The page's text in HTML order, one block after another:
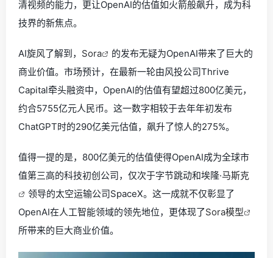
清视频的能力，更让OpenAI的估值如火箭般飙升，成为科
技界的新焦点。
AI旋风了解到， Sora
的发布无疑为OpenAI带来了巨大的
商业价值。市场预计，在最新一轮由风投公司Thrive
Capital牵头融资中，OpenAI的估值有望超过800亿美元，
约合5755亿元人民币。这一数字相较于去年年初发布
ChatGPT时的290亿美元估值，飙升了惊人的275%。
值得一提的是，800亿美元的估值使得OpenAI成为全球市
值第三高的科技初创公司，仅次于字节跳动和埃隆·马斯克
领导的太空运输公司SpaceX。这一成就不仅彰显了
OpenAI在人工智能领域的领先地位，更体现了Sora模型
所带来的巨大商业价值。